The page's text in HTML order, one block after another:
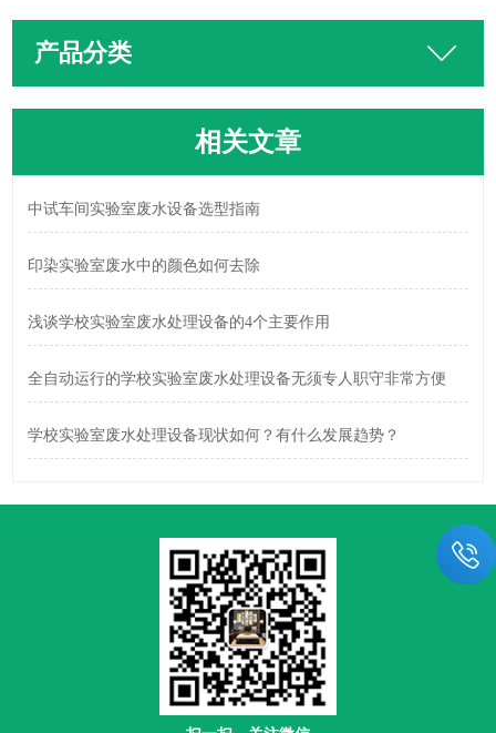
产品分类
相关文章
中试车间实验室废水设备选型指南
印染实验室废水中的颜色如何去除
浅谈学校实验室废水处理设备的4个主要作用
全自动运行的学校实验室废水处理设备无须专人职守非常方便
学校实验室废水处理设备现状如何？有什么发展趋势？